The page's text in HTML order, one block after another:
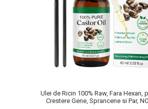
Ulei de Ricin 100% Raw, Fara Hexan,
Crestere Gene, Sprancene si Par,